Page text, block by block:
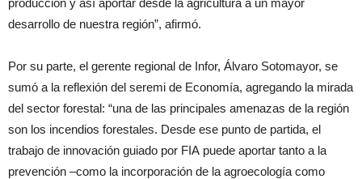
producción y así aportar desde la agricultura a un mayor
desarrollo de nuestra región”, afirmó.
Por su parte, el gerente regional de Infor, Álvaro Sotomayor, se
sumó a la reflexión del seremi de Economía, agregando la mirada
del sector forestal: “una de las principales amenazas de la región
son los incendios forestales. Desde ese punto de partida, el
trabajo de innovación guiado por FIA puede aportar tanto a la
prevención –como la incorporación de la agroecología como